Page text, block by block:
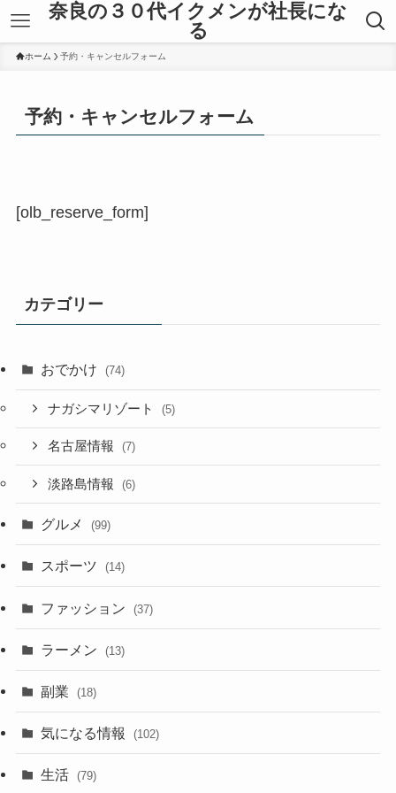
奈良の３０代イクメンが社長にな
る
ホーム 予約・キャンセルフォーム
予約・キャンセルフォーム
[olb_reserve_form]
カテゴリー
おでかけ (74)
ナガシマリゾート (5)
名古屋情報 (7)
淡路島情報 (6)
グルメ (99)
スポーツ (14)
ファッション (37)
ラーメン (13)
副業 (18)
気になる情報 (102)
生活 (79)